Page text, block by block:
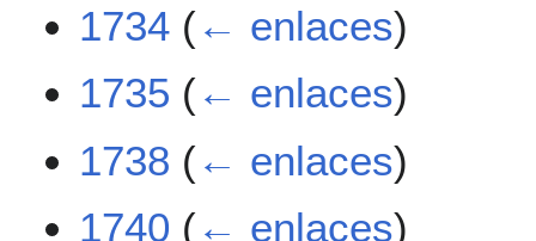
1734 (← enlaces)
1735 (← enlaces)
1738 (← enlaces)
1740 (← enlaces)